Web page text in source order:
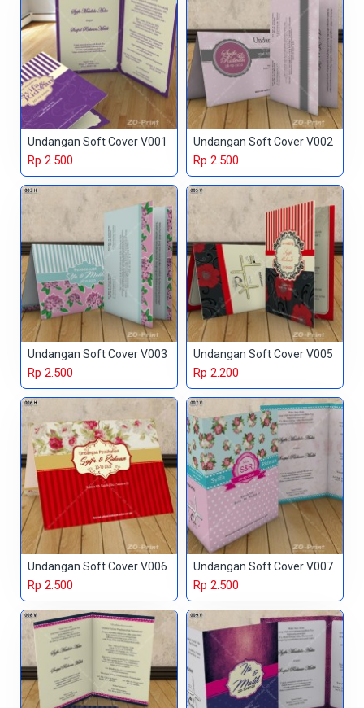
Undangan Soft Cover V001
Rp 2.500
Undangan Soft Cover V002
Rp 2.500
Undangan Soft Cover V003
Rp 2.500
Undangan Soft Cover V005
Rp 2.200
Undangan Soft Cover V006
Rp 2.500
Undangan Soft Cover V007
Rp 2.500